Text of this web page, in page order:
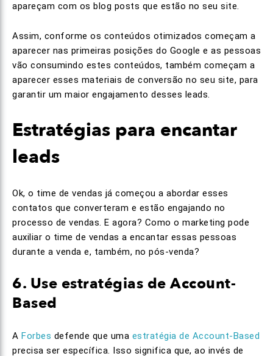
apareçam com os blog posts que estão no seu site.
Assim, conforme os conteúdos otimizados começam a
aparecer nas primeiras posições do Google e as pessoas
vão consumindo estes conteúdos, também começam a
aparecer esses materiais de conversão no seu site, para
garantir um maior engajamento desses leads.
Estratégias para encantar
leads
Ok, o time de vendas já começou a abordar esses
contatos que converteram e estão engajando no
processo de vendas. E agora? Como o marketing pode
auxiliar o time de vendas a encantar essas pessoas
durante a venda e, também, no pós-venda?
6. Use estratégias de Account-
Based
A Forbes defende que uma estratégia de Account-Based
precisa ser específica. Isso significa que, ao invés de